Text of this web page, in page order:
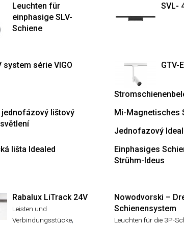
Leuchten für
einphasige SLV-
Schiene
SVL-
system série VIGO
GTV-
lištový
Mi-Magnetisches
Jednofazový
lišta Idealed
Einphasiges
Strühm-Ideus
Rabalux LiTrack 24V
Leisten und
Verbindungsstücke,
Nowodvorski –
Schienensystem
Leuchten für die 3P-